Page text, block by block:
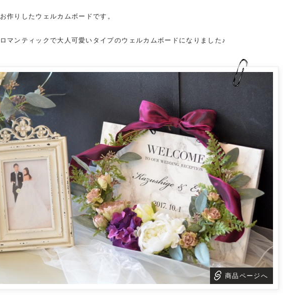
お作りした ウェルカムボードです。
ロマンティックで大人可愛いタイプのウェルカムボード になりました♪
商品ページへ